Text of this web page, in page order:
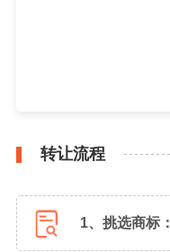
转让流程
1、挑选商标：